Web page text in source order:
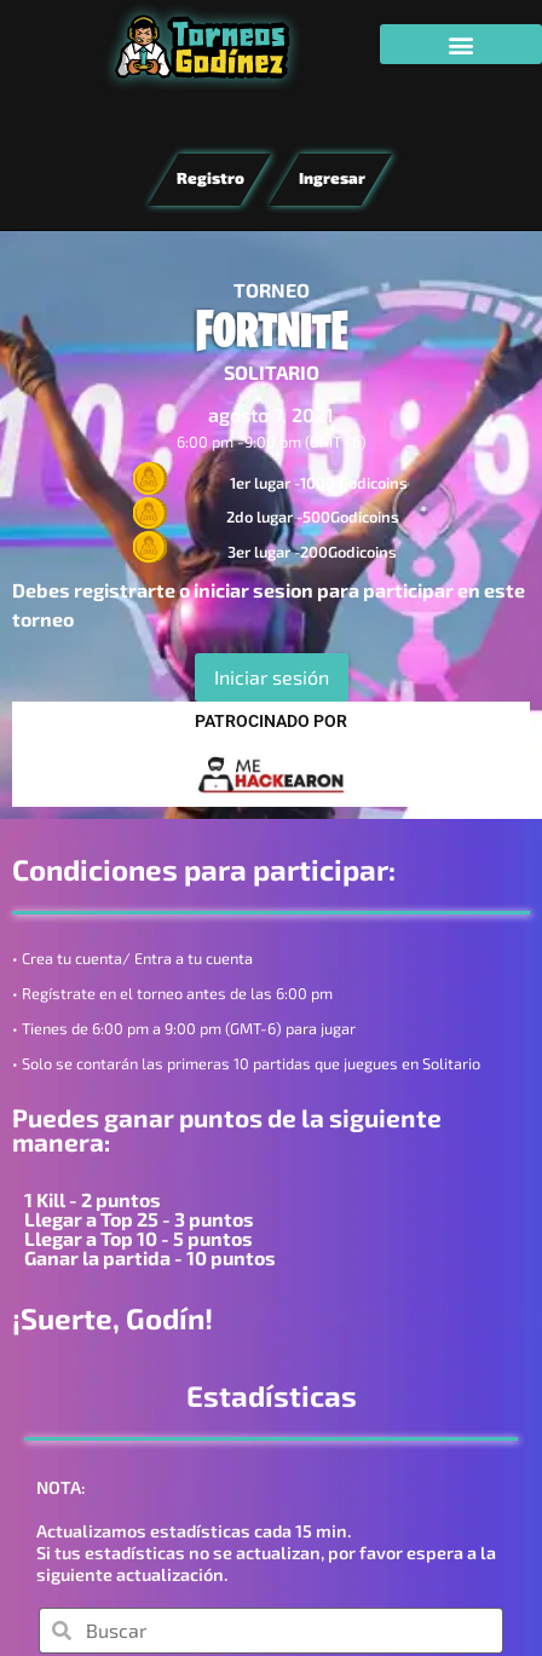
Registro Ingresar
TORNEO
SOLITARIO
agosto 7, 2021
6:00 pm -9:00 pm (GMT -6)
1er lugar -1000 Godicoins
2do lugar -500Godicoins
3er lugar -200Godicoins
Debes registrarte o iniciar sesion para participar en este
torneo
Iniciar sesión
PATROCINADO POR
Condiciones para participar:
• Crea tu cuenta/ Entra a tu cuenta
• Regístrate en el torneo antes de las 6:00 pm
• Tienes de 6:00 pm a 9:00 pm (GMT-6) para jugar
• Solo se contarán las primeras 10 partidas que juegues en Solitario
Puedes ganar puntos de la siguiente
manera:
1 Kill - 2 puntos
Llegar a Top 25 - 3 puntos
Llegar a Top 10 - 5 puntos
Ganar la partida - 10 puntos
¡Suerte, Godín!
Estadísticas
NOTA:
Actualizamos estadísticas cada 15 min.
Si tus estadísticas no se actualizan, por favor espera a la
siguiente actualización.